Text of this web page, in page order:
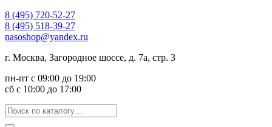
8 (495) 720-52-27
8 (495) 518-39-27
nasoshop@yandex.ru
г. Москва, Загородное шоссе, д. 7а, стр. 3
пн-пт с 09:00 до 19:00
сб с 10:00 до 17:00